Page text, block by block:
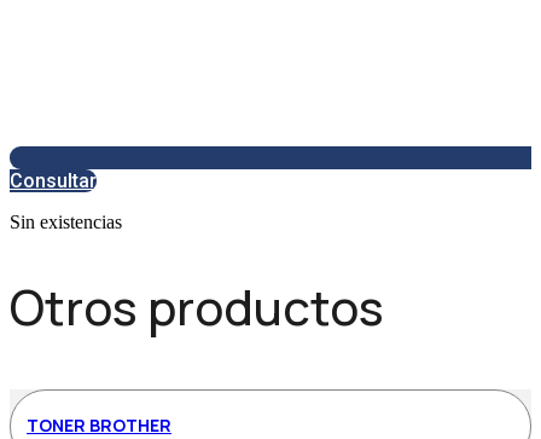
Consultar
Sin existencias
Otros productos
TONER BROTHER